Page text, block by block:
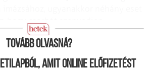
mint turistacélpont”.
Tovább olvasná?
amit online előfizetést